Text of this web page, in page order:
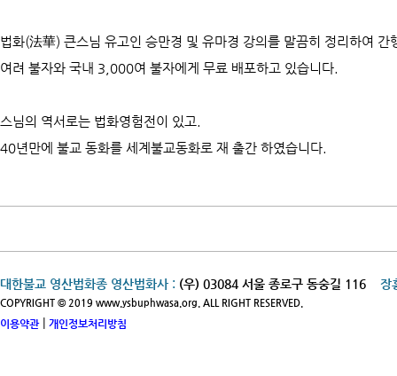
법화(法華) 큰스님 유고인 승만경 및 유마경 강의를 말끔히 정리하여
여려 불자와 국내 3,000여 불자에게 무료 배포하고 있습니다.
스님의 역서로는 법화영험전이 있고.
40년만에 불교 동화를 세계불교동화로 재 출간 하였습니다.
대한불교 영산법화종 영산법화사 : (우) 03084 서울 종로구 동숭길 116 장
COPYRIGHT © 2019 www.ysbuphwasa.org. ALL RIGHT RESERVED.
이용약관| 개인정보처리방침